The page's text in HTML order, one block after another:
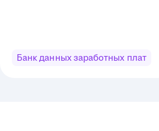
Банк данных заработных плат